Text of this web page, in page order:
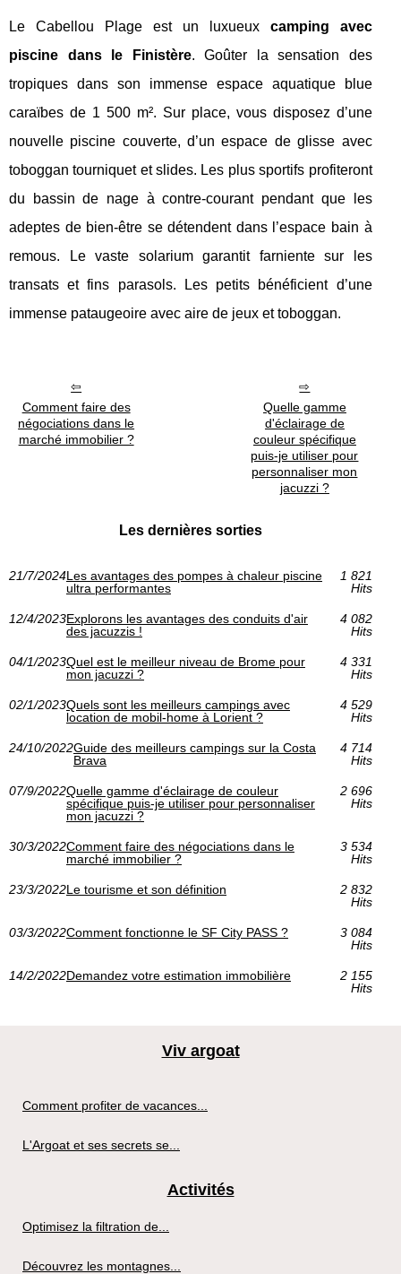
Le Cabellou Plage est un luxueux camping avec
piscine dans le Finistère. Goûter la sensation des
tropiques dans son immense espace aquatique blue
caraïbes de 1 500 m². Sur place, vous disposez d’une
nouvelle piscine couverte, d’un espace de glisse avec
toboggan tourniquet et slides. Les plus sportifs profiteront
du bassin de nage à contre-courant pendant que les
adeptes de bien-être se détendent dans l’espace bain à
remous. Le vaste solarium garantit farniente sur les
transats et fins parasols. Les petits bénéficient d’une
immense pataugeoire avec aire de jeux et toboggan.
Comment faire des
négociations dans le
marché immobilier ?
Quelle gamme
d'éclairage de
couleur spécifique
puis-je utiliser pour
personnaliser mon
jacuzzi ?
Les dernières sorties
21/7/2024Les avantages des pompes à chaleur piscine
ultra performantes
1 821
Hits
12/4/2023Explorons les avantages des conduits d'air
des jacuzzis !
4 082
Hits
04/1/2023Quel est le meilleur niveau de Brome pour
mon jacuzzi ?
4 331
Hits
02/1/2023Quels sont les meilleurs campings avec
location de mobil-home à Lorient ?
4 529
Hits
24/10/2022Guide des meilleurs campings sur la Costa
Brava
4 714
Hits
07/9/2022Quelle gamme d'éclairage de couleur
spécifique puis-je utiliser pour personnaliser
mon jacuzzi ?
2 696
Hits
30/3/2022Comment faire des négociations dans le
marché immobilier ?
3 534
Hits
23/3/2022Le tourisme et son définition
2 832
Hits
03/3/2022Comment fonctionne le SF City PASS ?‎
3 084
Hits
14/2/2022Demandez votre estimation immobilière
2 155
Hits
Viv argoat
Comment profiter de vacances...
L'Argoat et ses secrets se...
Activités
Optimisez la filtration de...
Découvrez les montagnes...